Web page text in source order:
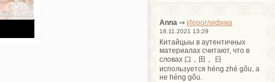
Anna ⇒ Иероглифика
18.11.2021 13:29
Китайцыы в аутентичных
материалах считают, что в
словах 口，田， 日
используется héng zhé gõu, а
не héng gõu.